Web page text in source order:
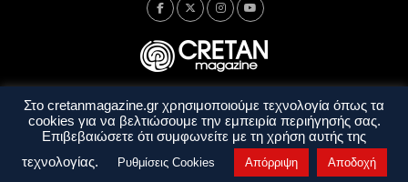
Ταυτότητα Πολιτική Απορρήτου
Όροι Χρήσης
Όροι και Προϋποθέσεις
Στο cretanmagazine.gr χρησιμοποιούμε τεχνολογία όπως τα
cookies για να βελτιώσουμε την εμπειρία περιήγησής σας.
Επιβεβαιώσετε ότι συμφωνείτε με τη χρήση αυτής της
τεχνολογίας.
Ρυθμίσεις Cookies Απόρριψη Αποδοχή